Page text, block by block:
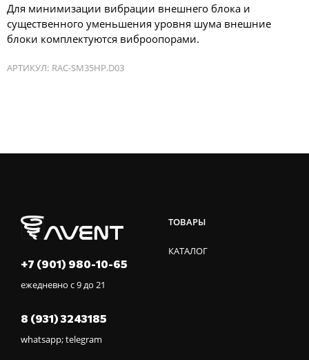
Для минимизации вибрации внешнего блока и
существенного уменьшения уровня шума внешние
блоки комплектуются виброопорами.
АРТИКУЛ: RAC-SM35HP.D03
+7 (901) 980-10-65
ежедневно с 9 до 21
8 (931) 3243185
whatsapp; telegram
ТОВАРЫ
КАТАЛОГ